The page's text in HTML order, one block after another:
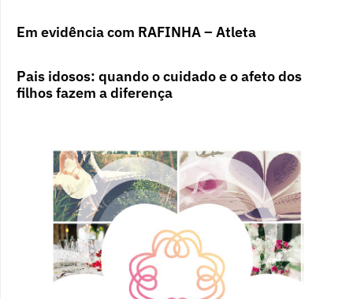
Em evidência com RAFINHA – Atleta
Pais idosos: quando o cuidado e o afeto dos
filhos fazem a diferença